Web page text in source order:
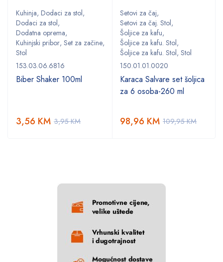
Kuhinja, Dodaci za stol,
Dodaci za stol,
Dodatna oprema,
Kuhinjski pribor, Set za začine,
Stol
153.03.06.6816
Biber Shaker 100ml
3,95KM
3,56 KM
Setovi za čaj,
Setovi za čaj. Stol,
Šoljice za kafu,
Šoljice za kafu. Stol,
Šoljice za kafu. Stol, Stol
150.01.01.0020
Karaca Salvare set šoljica
za 6 osoba-260 ml
109,95KM
98,96 KM